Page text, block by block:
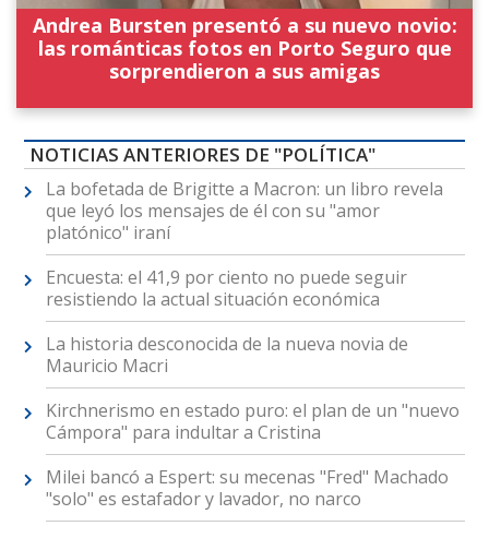
Andrea Bursten presentó a su nuevo novio:
las románticas fotos en Porto Seguro que
sorprendieron a sus amigas
NOTICIAS ANTERIORES DE "POLÍTICA"
La bofetada de Brigitte a Macron: un libro revela
que leyó los mensajes de él con su "amor
platónico" iraní
Encuesta: el 41,9 por ciento no puede seguir
resistiendo la actual situación económica
La historia desconocida de la nueva novia de
Mauricio Macri
Kirchnerismo en estado puro: el plan de un "nuevo
Cámpora" para indultar a Cristina
Milei bancó a Espert: su mecenas "Fred" Machado
"solo" es estafador y lavador, no narco